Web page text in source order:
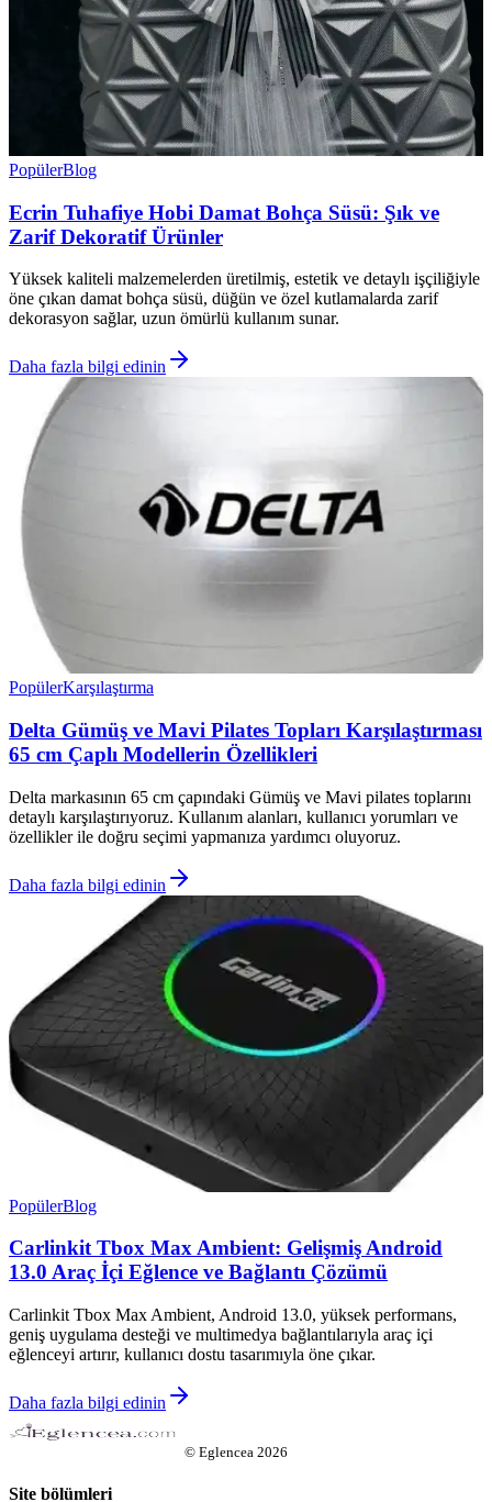
PopülerBlog
Ecrin Tuhafiye Hobi Damat Bohça Süsü: Şık ve
Zarif Dekoratif Ürünler
Yüksek kaliteli malzemelerden üretilmiş, estetik ve detaylı işçiliğiyle
öne çıkan damat bohça süsü, düğün ve özel kutlamalarda zarif
dekorasyon sağlar, uzun ömürlü kullanım sunar.
Daha fazla bilgi edinin
PopülerKarşılaştırma
Delta Gümüş ve Mavi Pilates Topları Karşılaştırması
65 cm Çaplı Modellerin Özellikleri
Delta markasının 65 cm çapındaki Gümüş ve Mavi pilates toplarını
detaylı karşılaştırıyoruz. Kullanım alanları, kullanıcı yorumları ve
özellikler ile doğru seçimi yapmanıza yardımcı oluyoruz.
Daha fazla bilgi edinin
PopülerBlog
Carlinkit Tbox Max Ambient: Gelişmiş Android
13.0 Araç İçi Eğlence ve Bağlantı Çözümü
Carlinkit Tbox Max Ambient, Android 13.0, yüksek performans,
geniş uygulama desteği ve multimedya bağlantılarıyla araç içi
eğlenceyi artırır, kullanıcı dostu tasarımıyla öne çıkar.
Daha fazla bilgi edinin
© Eglencea 2026
Site bölümleri